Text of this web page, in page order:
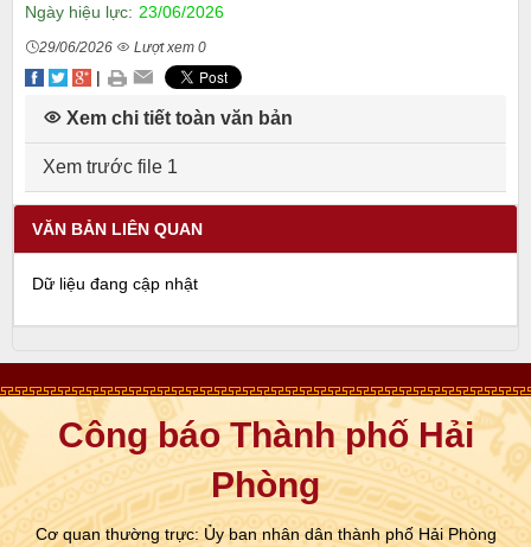
Ngày hiệu lực: 23/06/2026
29/06/2026 Lượt xem 0
|
Xem chi tiết toàn văn bản
Xem trước file 1
VĂN BẢN LIÊN QUAN
Dữ liệu đang cập nhật
Công báo Thành phố Hải
Phòng
Cơ quan thường trực: Ủy ban nhân dân thành phố Hải Phòng